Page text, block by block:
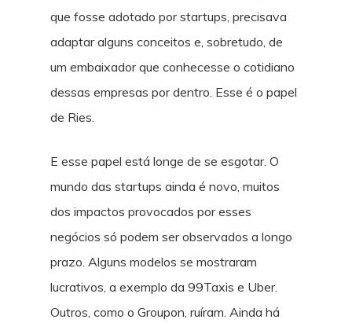
que fosse adotado por startups, precisava
adaptar alguns conceitos e, sobretudo, de
um embaixador que conhecesse o cotidiano
dessas empresas por dentro. Esse é o papel
de Ries.
E esse papel está longe de se esgotar. O
mundo das startups ainda é novo, muitos
dos impactos provocados por esses
negócios só podem ser observados a longo
prazo. Alguns modelos se mostraram
lucrativos, a exemplo da 99Taxis e Uber.
Outros, como o Groupon, ruíram. Ainda há